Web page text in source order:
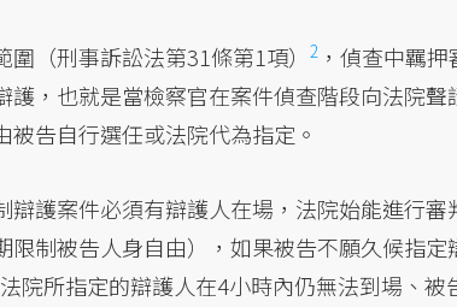
（刑事訴訟法第31條第1項） 2 ，偵查中羈
護，也就是當檢察官在案件偵查階段向法院
告自行選任或法院代為指定。
辯護案件必須有辯護人在場，法院始能進行
限制被告人身自由），如果被告不願久候指
法院所指定的辯護人在4小時內仍無法到場、